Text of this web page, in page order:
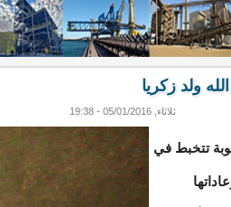
ولد زكريا
ثلاثاء, 05/01/2016 - 19:38
تتخبط في